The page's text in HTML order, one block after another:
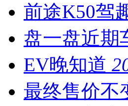
前途K50驾
盘一盘近期
EV晚知道
最终售价不